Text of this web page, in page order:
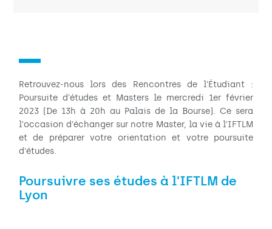
Retrouvez-nous lors des Rencontres de l'Étudiant :
Poursuite d'études et Masters le mercredi 1er février
2023 (De 13h à 20h au Palais de la Bourse). Ce sera
l'occasion d'échanger sur notre Master, la vie à l'IFTLM
et de préparer votre orientation et votre poursuite
d'études.
Poursuivre ses études à l'IFTLM de
Lyon